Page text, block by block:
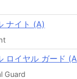
ナイト (A)
ロイヤル ガード (A
Guard